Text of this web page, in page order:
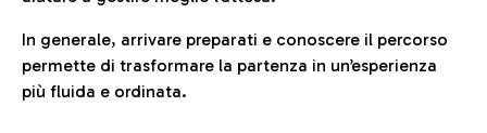
In generale, arrivare preparati e conoscere il percorso
permette di trasformare la partenza in un’esperienza
più fluida e ordinata.